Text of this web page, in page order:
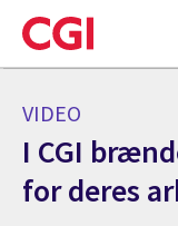
Skip
to
main
VIDEO
I CGI
for deres